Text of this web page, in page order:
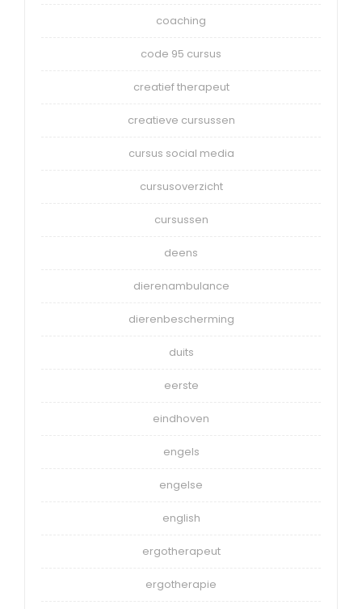
coaching
code 95 cursus
creatief therapeut
creatieve cursussen
cursus social media
cursusoverzicht
cursussen
deens
dierenambulance
dierenbescherming
duits
eerste
eindhoven
engels
engelse
english
ergotherapeut
ergotherapie